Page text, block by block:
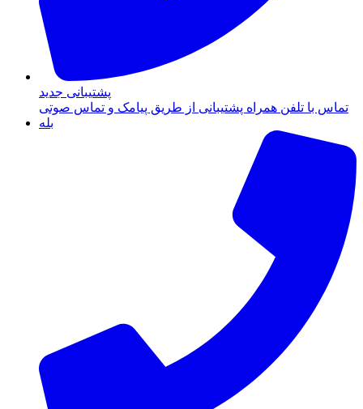
پشتیبانی جدید
تماس با تلفن همراه پشتیبانی از طریق پیامک و تماس صوتی
بله